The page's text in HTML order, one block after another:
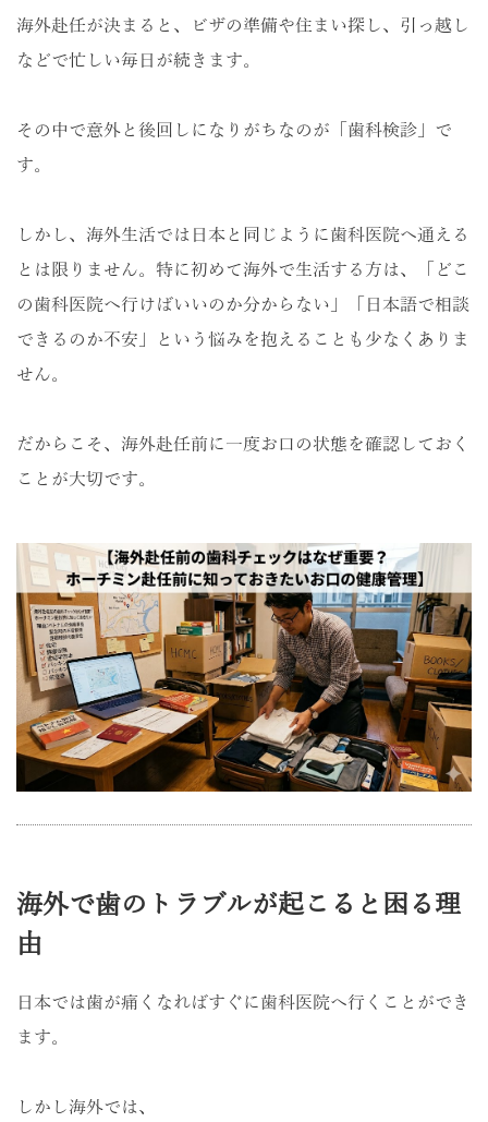
海外赴任が決まると、ビザの準備や住まい探し、引っ越し
などで忙しい毎日が続きます。
その中で意外と後回しになりがちなのが「歯科検診」で
す。
しかし、海外生活では日本と同じように歯科医院へ通える
とは限りません。特に初めて海外で生活する方は、「どこ
の歯科医院へ行けばいいのか分からない」「日本語で相談
できるのか不安」という悩みを抱えることも少なくありま
せん。
だからこそ、海外赴任前に一度お口の状態を確認しておく
ことが大切です。
海外で歯のトラブルが起こると困る理
由
日本では歯が痛くなればすぐに歯科医院へ行くことができ
ます。
しかし海外では、